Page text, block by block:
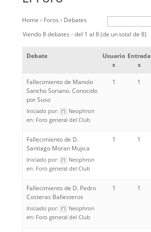
Home › Foros › Debates
Viendo 8 debates - del 1 al 8 (de un total de 8)
Debate
Usuario
s
Entrada
s
Fallecimiento de Manolo
Sancho Soriano. Conocido
por Suso
Iniciado por:
Neophron
en: Foro general del Club
1 1
Fallecimiento de D.
Santiago Moran Mujica
Iniciado por:
Neophron
en: Foro general del Club
1 1
Fallecimiento de D. Pedro
Costeras Ballesteros
Iniciado por:
Neophron
en: Foro general del Club
1 1